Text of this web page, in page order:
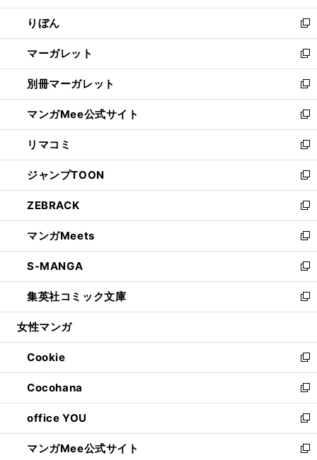
開
く
ウ
で
開
く
ン
ド
ウ
で
開
く
ウ
ィ
ン
ド
ウ
で
開
く
りぼん
新
し
い
ウ
ィ
ン
ド
ウ
で
開
く
マーガレット
新
し
い
ウ
ィ
ン
ド
ウ
で
開
く
別冊マーガレット
新
し
い
ウ
ィ
ン
ド
ウ
で
開
く
マンガMee公式サイト
新
し
い
ウ
ィ
ン
ド
ウ
で
開
く
リマコミ
新
し
い
ウ
ィ
ン
ド
ウ
で
開
く
ジャンプTOON
新
し
い
ウ
ィ
ン
ド
ウ
で
開
ZEBRACK
新
し
い
ウ
ィ
ン
ド
ウ
開
く
マンガMeets
新
し
い
ウ
ィ
ン
ウ
で
開
く
S-MANGA
新
し
い
ウ
ン
ド
ウ
で
開
く
集英社コミック文庫
新
し
ウ
ィ
ン
ド
ウ
で
開
く
女性マンガ
Cookie
新
し
い
ウ
ィ
ン
ド
Cocohana
新
し
い
ウ
ィ
office YOU
新
し
い
マンガMee公式サイト 新